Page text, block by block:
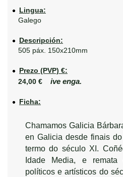
Lingua:
Galego
Descripción:
505 páx. 150x210mm
Prezo (PVP) €:
24,00 € ive enga.
Ficha:
Chamamos Galicia
en Galicia desde finais
termo do século XI.
Idade Media, e remata
políticos e artísticos do